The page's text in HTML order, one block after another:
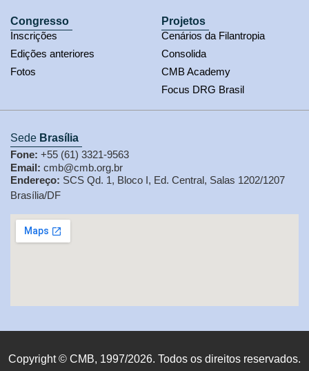
Congresso
Inscrições
Edições anteriores
Fotos
Projetos
Cenários da Filantropia
Consolida
CMB Academy
Focus DRG Brasil
Sede Brasília
Fone: +55 (61) 3321-9563
Email: cmb@cmb.org.br
Endereço: SCS Qd. 1, Bloco I, Ed. Central, Salas 1202/1207
Brasília/DF
Copyright © CMB, 1997/2026. Todos os direitos reservados.